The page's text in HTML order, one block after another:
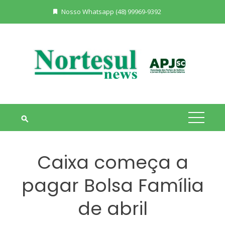
Nosso Whatsapp (48) 99969-9392
Caixa começa a
pagar Bolsa Família
de abril